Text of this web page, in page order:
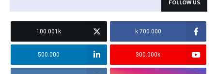
FOLLOW US
700.000 k
100.001k
300.000k
500.000